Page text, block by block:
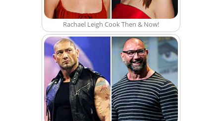
Rachael Leigh Cook Then & Now!